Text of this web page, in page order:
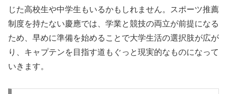
じた高校生や中学生もいるかもしれません。スポーツ推薦
制度を持たない慶應では、学業と競技の両立が前提になる
ため、早めに準備を始めることで大学生活の選択肢が広が
り、キャプテンを目指す道もぐっと現実的なものになって
いきます。